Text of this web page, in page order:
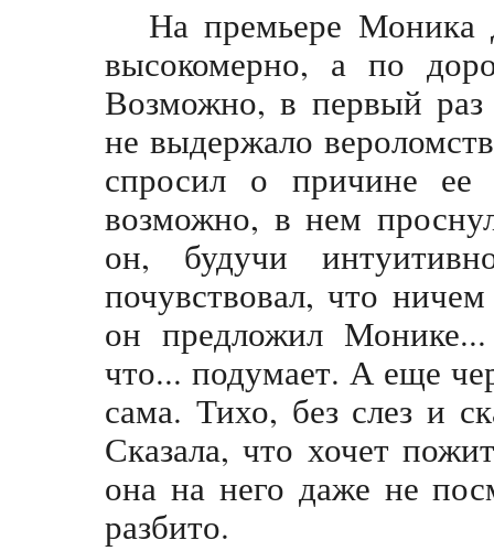
На премьере Моника
высокомерно, а по
Возможно, в первый раз
не выдержало
спросил о причине
возможно, в нем
он, будучи
почувствовал, что
он предложил
что... подумает. А еще
сама. Тихо, без слез и
Сказала, что хочет
она на него даже не
разбито.